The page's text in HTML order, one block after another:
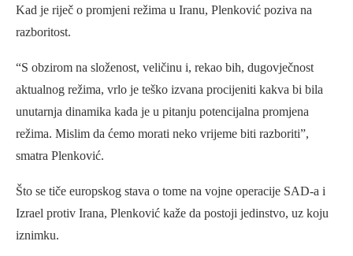
Kad je riječ o promjeni režima u Iranu, Plenković poziva na
razboritost.
“S obzirom na složenost, veličinu i, rekao bih, dugovječnost
aktualnog režima, vrlo je teško izvana procijeniti kakva bi bila
unutarnja dinamika kada je u pitanju potencijalna promjena
režima. Mislim da ćemo morati neko vrijeme biti razboriti”,
smatra Plenković.
Što se tiče europskog stava o tome na vojne operacije SAD-a i
Izrael protiv Irana, Plenković kaže da postoji jedinstvo, uz koju
iznimku.